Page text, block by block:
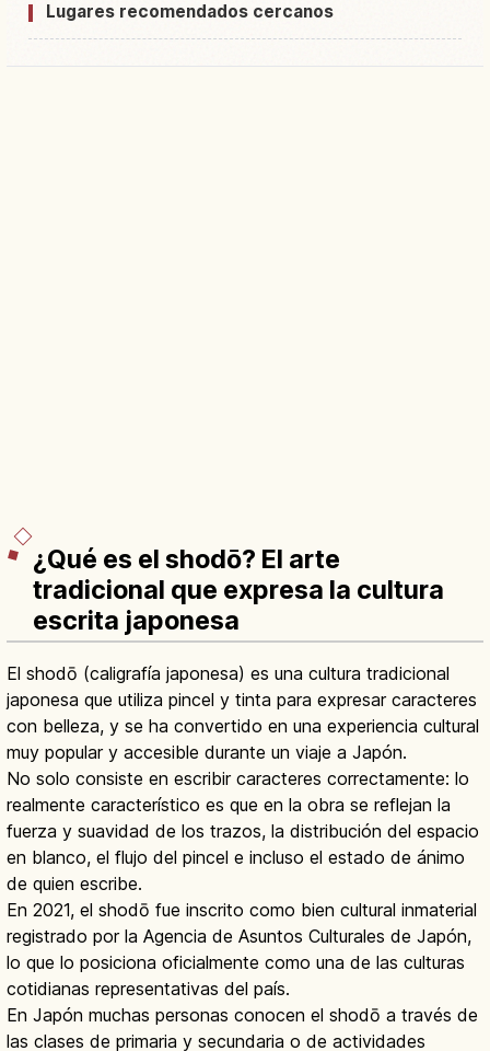
Lugares recomendados cercanos
¿Qué es el shodō? El arte
tradicional que expresa la cultura
escrita japonesa
El shodō (caligrafía japonesa) es una cultura tradicional
japonesa que utiliza pincel y tinta para expresar caracteres
con belleza, y se ha convertido en una experiencia cultural
muy popular y accesible durante un viaje a Japón.
No solo consiste en escribir caracteres correctamente: lo
realmente característico es que en la obra se reflejan la
fuerza y suavidad de los trazos, la distribución del espacio
en blanco, el flujo del pincel e incluso el estado de ánimo
de quien escribe.
En 2021, el shodō fue inscrito como bien cultural inmaterial
registrado por la Agencia de Asuntos Culturales de Japón,
lo que lo posiciona oficialmente como una de las culturas
cotidianas representativas del país.
En Japón muchas personas conocen el shodō a través de
las clases de primaria y secundaria o de actividades